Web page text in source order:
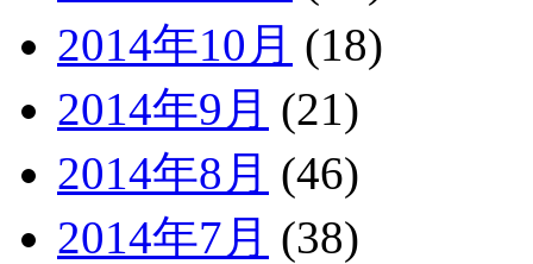
2014年10月 (18)
2014年9月 (21)
2014年8月 (46)
2014年7月 (38)